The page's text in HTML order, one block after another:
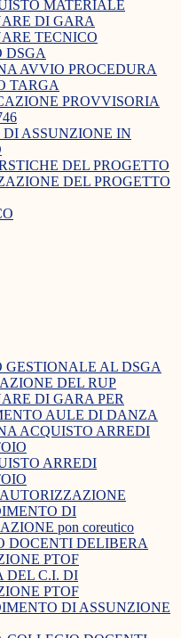
MATERIALE
DI GARA
TECNICO
DSGA
AVVIO PROCEDURA
TARGA
PROVVISORIA
DI ASSUNZIONE IN
DEL PROGETTO
DEL PROGETTO
GESTIONALE AL DSGA
DEL RUP
DI GARA PER
AULE DI DANZA
ACQUISTO ARREDI
ARREDI
DI
pon coreutico
DOCENTI DELIBERA
PTOF
DEL C.I. DI
PTOF
DI ASSUNZIONE